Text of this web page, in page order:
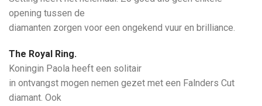
opening tussen de
diamanten zorgen voor een ongekend vuur en brilliance.
The Royal Ring.
Koningin Paola heeft een solitair
in ontvangst mogen nemen gezet met een Falnders Cut
diamant. Ook